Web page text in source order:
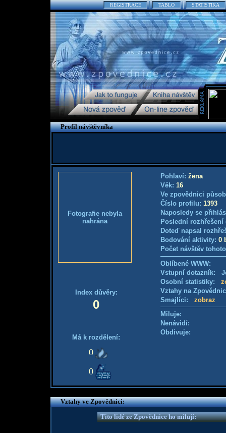
REGISTRACE TABLO STATISTIKA
Profil návštěvníka
Fotografie nebyla
nahrána
Index důvěry:
0
Má k rozdělení:
0
0
Pohlaví: žena
Věk: 16
Ve zpovědnici
Číslo profilu: 1393
Naposledy se
Poslední
Doteď napsal
Bodování aktivity: 0
Počet návštěv
Oblíbené WWW:
Vstupní dotazník:
Osobní statistiky:
Vztahy na
Smajlíci: zobraz
Miluje:
Nenávidí:
Obdivuje:
Vztahy ve Zpovědnici:
Tito lidé ze Zpovědnice ho milují: